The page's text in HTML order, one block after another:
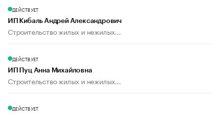
ДЕЙСТВУЕТ
ИП Кибаль Андрей Александрович
Строительство жилых и нежилых...
ДЕЙСТВУЕТ
ИП Пуц Анна Михайловна
Строительство жилых и нежилых...
ДЕЙСТВУЕТ